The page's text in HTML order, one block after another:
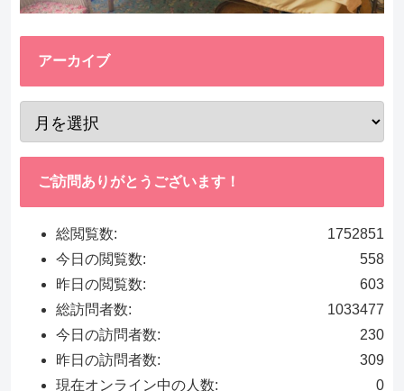
アーカイブ
ご訪問ありがとうございます！
1752851
総閲覧数:
558
今日の閲覧数:
603
昨日の閲覧数:
1033477
総訪問者数:
230
今日の訪問者数:
309
昨日の訪問者数:
0
現在オンライン中の人数: